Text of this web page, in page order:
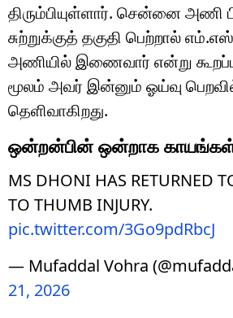
திரும்பியுள்ளார். சென்னை அணி
சுற்றுக்குத் தகுதி பெற்றால்
அணியில் இணைவார் என்று
மூலம் அவர் இன்னும் ஓய்வு
தெளிவாகிறது.
ஒன்றன்பின் ஒன்றாக
MS DHONI HAS RETURNED
TO THUMB INJURY.
pic.twitter.com/3Go9pdRbcJ
— Mufaddal Vohra
21, 2026